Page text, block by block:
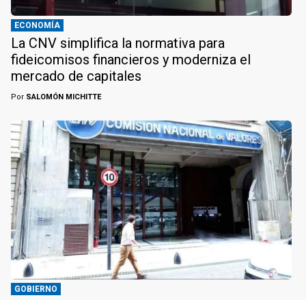
ECONOMÍA
La CNV simplifica la normativa para
fideicomisos financieros y moderniza el
mercado de capitales
Por SALOMÓN MICHITTE
GOBIERNO